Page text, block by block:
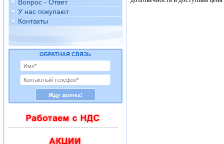
Вопрос - Ответ
У нас покупают
Контакты
ОБРАТНАЯ СВЯЗЬ